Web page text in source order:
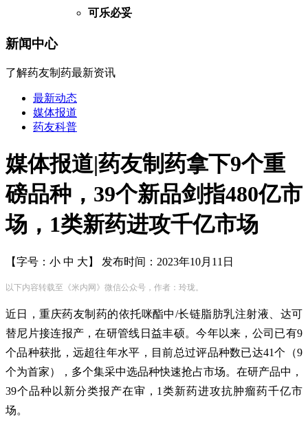
可乐必妥
新闻中心
了解药友制药最新资讯
最新动态
媒体报道
药友科普
媒体报道|药友制药拿下9个重
磅品种，39个新品剑指480亿市
场，1类新药进攻千亿市场
【字号： 小 中 大 】 发布时间：2023年10月11日
以下内容转载至《米内网》微信公众号，作者：玲珑。
近日，重庆药友制药的依托咪酯中/长链脂肪乳注射液、达可
替尼片接连报产，在研管线日益丰硕。今年以来，公司已有9
个品种获批，远超往年水平，目前总过评品种数已达41个（9
个为首家），多个集采中选品种快速抢占市场。在研产品中，
39个品种以新分类报产在审，1类新药进攻抗肿瘤药千亿市
场。